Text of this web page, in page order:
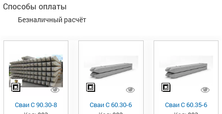
Способы оплаты
Безналичный расчёт
Сваи С 90.30-8 Сваи С 60.30-6 Сваи С 60.35-6